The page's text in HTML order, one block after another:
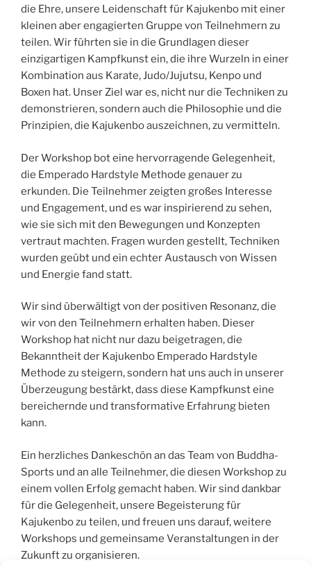
die Ehre, unsere Leidenschaft für Kajukenbo mit einer
kleinen aber engagierten Gruppe von Teilnehmern zu
teilen. Wir führten sie in die Grundlagen dieser
einzigartigen Kampfkunst ein, die ihre Wurzeln in einer
Kombination aus Karate, Judo/Jujutsu, Kenpo und
Boxen hat. Unser Ziel war es, nicht nur die Techniken zu
demonstrieren, sondern auch die Philosophie und die
Prinzipien, die Kajukenbo auszeichnen, zu vermitteln.
Der Workshop bot eine hervorragende Gelegenheit,
die Emperado Hardstyle Methode genauer zu
erkunden. Die Teilnehmer zeigten großes Interesse
und Engagement, und es war inspirierend zu sehen,
wie sie sich mit den Bewegungen und Konzepten
vertraut machten. Fragen wurden gestellt, Techniken
wurden geübt und ein echter Austausch von Wissen
und Energie fand statt.
Wir sind überwältigt von der positiven Resonanz, die
wir von den Teilnehmern erhalten haben. Dieser
Workshop hat nicht nur dazu beigetragen, die
Bekanntheit der Kajukenbo Emperado Hardstyle
Methode zu steigern, sondern hat uns auch in unserer
Überzeugung bestärkt, dass diese Kampfkunst eine
bereichernde und transformative Erfahrung bieten
kann.
Ein herzliches Dankeschön an das Team von Buddha-
Sports und an alle Teilnehmer, die diesen Workshop zu
einem vollen Erfolg gemacht haben. Wir sind dankbar
für die Gelegenheit, unsere Begeisterung für
Kajukenbo zu teilen, und freuen uns darauf, weitere
Workshops und gemeinsame Veranstaltungen in der
Zukunft zu organisieren.